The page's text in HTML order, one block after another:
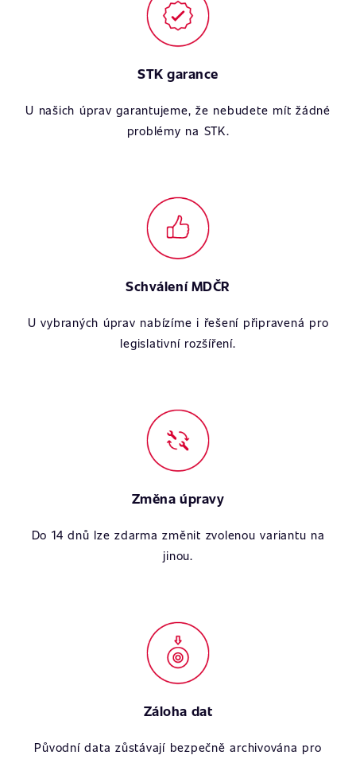
STK garance
U našich úprav garantujeme, že nebudete mít žádné
problémy na STK.
Schválení MDČR
U vybraných úprav nabízíme i řešení připravená pro
legislativní rozšíření.
Změna úpravy
Do 14 dnů lze zdarma změnit zvolenou variantu na
jinou.
Záloha dat
Původní data zůstávají bezpečně archivována pro